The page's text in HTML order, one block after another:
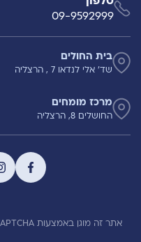
09-9592999
בית החולים
שד' אלי לנדאו 7 , הרצליה
מרכז מומחים
החושלים 8, הרצליה
אתר זה מוגן באמצעות reCAPTCHA,